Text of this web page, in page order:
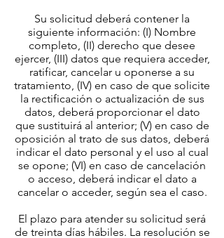
Su solicitud deberá contener la
siguiente información: (I) Nombre
completo, (II) derecho que desee
ejercer, (III) datos que requiera acceder,
ratificar, cancelar u oponerse a su
tratamiento, (IV) en caso de que solicite
la rectificación o actualización de sus
datos, deberá proporcionar el dato
que sustituirá al anterior; (V) en caso de
oposición al trato de sus datos, deberá
indicar el dato personal y el uso al cual
se opone; (VI) en caso de cancelación
o acceso, deberá indicar el dato a
cancelar o acceder, según sea el caso.
El plazo para atender su solicitud será
de treinta días hábiles. La resolución se